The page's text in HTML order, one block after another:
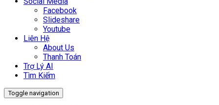
Facebook
Slideshare
Youtube
Liên Hệ
About Us
Thanh Toán
Trợ Lý AI
Tìm Kiếm
Toggle navigation